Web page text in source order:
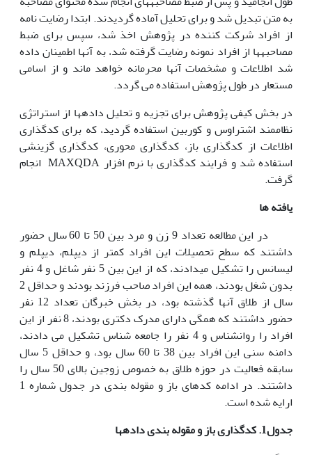
به متن تبدیل شد و برای تحلیل آماده گردیدند. ابتدا رضایت نامه
از افراد شرکت کننده در پژوهش اخذ شد، سپس برای ضبط
مصاحبه­ها از افراد نمونه رضایت گرفته شد، به آنها اطمینان داده
شد اطلاعات و مشخصات آنها محرمانه خواهد ماند و از اسامی
مستعار در طول پژوهش استفاده می گردد.
در بخش کیفی پژوهش برای تجزیه و تحلیل داده­ها از استراتژی
نظام­مند اشتراوس و کوربین استفاده گردید، که برای کدگذاری
اطلاعات از کدگذاری باز، کدگذاری محوری، کدگذاری گزینشی
استفاده شد و فرایند کدگذاری با نرم افزار MAXQDA انجام
گرفت.
یافته ها
در این مطالعه تعداد 9 زن و مرد بین 50 تا 60 سال حضور
داشتند که سطح تحصیلات این افراد کمتر از دیپلم، دیپلم و
لیسانس را تشکیل می­دادند، که از این بین 5 نفر شاغل و 4 نفر
بدون شغل بودند، همه این افراد صاحب فرزند بودند و حداقل 2
سال از طلاق آنها گذشته بود، در بخش خبرگان تعداد 12 نفر
حضور داشتند که همگی دارای مدرک دکتری بودند، 8 نفر از این
افراد را روانشناس و 4 نفر را جامعه شناس تشکیل می دادند،
دامنه سنی این افراد بین 38 تا 60 سال بود، و حداقل 5 سال
سابقه فعالیت در حوزه طلاق به خصوص زوجین بالای 50 سال را
داشتند. در ادامه کدهای باز و مقوله بندی در جدول شماره 1
ارایه شده است.
جدول1 .کدگذاری باز و مقوله بندی داده­ها